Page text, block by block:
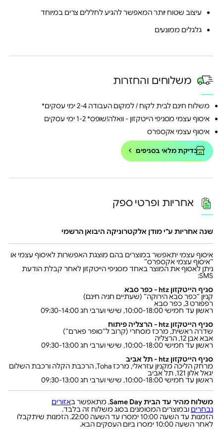
עיצוב שטוח יותר המאפשר להגיע לחללים צרים במיוחד
גלגלים ממונעים
משלוחים והחזרות
משלוח חינם לבית לקוח / למקום העבודה 2-4 ימי עסקים*
איסוף עצמי מסניפי הייטקזון - וואלה!שופס* 1-2 ימי עסקים
איסוף עצמי אקספרס
בדיקת מלאי בסניפים
אחריות ופרטי ספק
שנה אחריות ע"י מודן אלקטרוניקה היבואן הרשמי
איסוף עצמי יתאפשר במוצרים בהם מוצגת האפשרות לאיסוף עצמי או
״איסוף עצמי אקספרס״
ניתן לאסוף את המוצר באחד מסניפי הייטקזון לאחר קבלת הודעת
SMS:
סניף הייטקזון htz - כפר סבא
קניון ״כפר סבא הירוקה״ (שעתיים חניה חינם)
רפפורט 3, כפר סבא
ראשון עד חמישי 10:00-18:00, שישי וערבי חג 09:30-14:00
סניף הייטקזון htz - הרצליה פיתוח
שדרה ראשית, מרכז מסחרי (קרוב ל״סופר פארם״)
אבא אבן 12, הרצליה
ראשון עד חמישי 10:00-18:00, שישי וערבי חג 09:30-13:00
סניף הייטקזון htz - תל אביב
מרחק הליכה מקניון עזראלי, מרכז Toha, הרכבת הקלה ורכבת השלום
יגאל אלון 121, תל אביב
ראשון עד חמישי 10:00-18:00, שישי וערבי חג 09:30-13:00
משלוח מהיר עד הבית Same Day , מתאפשר באזורים
נבחרים ובמוצרים המסומנים בסוג משלוח זה בלבד.
הזמנות עד השעה 10:00 ימסרו עד השעה 22:00. הזמנות שיתקבלו
לאחר השעה 10:00 ימסרו ביום העסקים הבא.